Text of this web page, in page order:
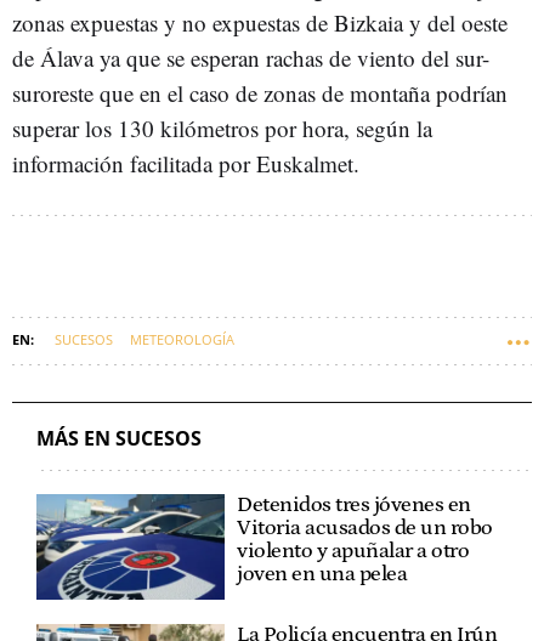
zonas expuestas y no expuestas de Bizkaia y del oeste
de Álava ya que se esperan rachas de viento del sur-
suroreste que en el caso de zonas de montaña podrían
superar los 130 kilómetros por hora, según la
información facilitada por Euskalmet.
SUCESOS METEOROLOGÍA
MÁS EN SUCESOS
Detenidos tres jóvenes en
Vitoria acusados de un robo
violento y apuñalar a otro
joven en una pelea
La Policía encuentra en Irún